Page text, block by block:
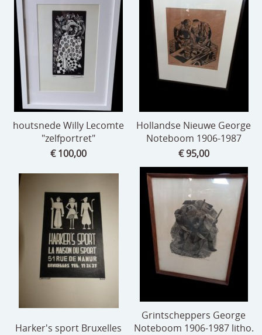
houtsnede Willy Lecomte
"zelfportret"
€ 100,00
Hollandse Nieuwe George
Noteboom 1906-1987
€ 95,00
Harker's sport Bruxelles
Grintscheppers George
Noteboom 1906-1987 litho.